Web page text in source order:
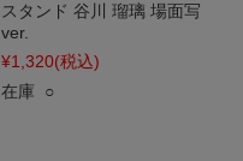
スタンド 谷川 瑠璃 場面写
ver.
¥1,320(税込)
在庫 ○